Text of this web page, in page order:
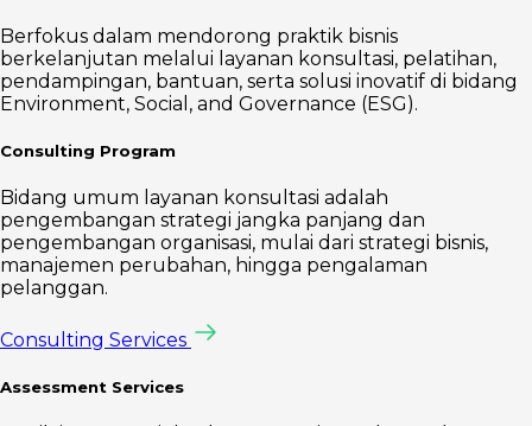
Berfokus dalam mendorong praktik bisnis
berkelanjutan melalui layanan konsultasi, pelatihan,
pendampingan, bantuan, serta solusi inovatif di bidang
Environment, Social, and Governance (ESG).
Consulting Program
Bidang umum layanan konsultasi adalah
pengembangan strategi jangka panjang dan
pengembangan organisasi, mulai dari strategi bisnis,
manajemen perubahan, hingga pengalaman
pelanggan.
Consulting Services
Assessment Services